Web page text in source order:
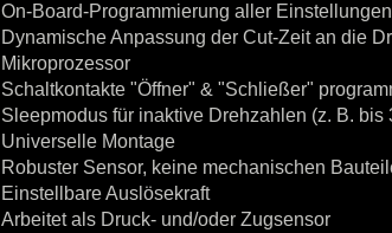
On-Board-Programmierung aller
Dynamische Anpassung der Cut-Zeit an die
Mikroprozessor
Schaltkontakte "Öffner" & "Schließer"
Sleepmodus für inaktive Drehzahlen (z. B. bis
Universelle Montage
Robuster Sensor, keine mechanischen
Einstellbare Auslösekraft
Arbeitet als Druck- und/oder Zugsensor